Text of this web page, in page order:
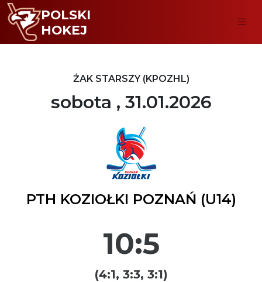
POLSKI
HOKEJ
ŻAK STARSZY (KPOZHL)
sobota , 31.01.2026
PTH KOZIOŁKI POZNAŃ (U14)
10:5
(4:1, 3:3, 3:1)